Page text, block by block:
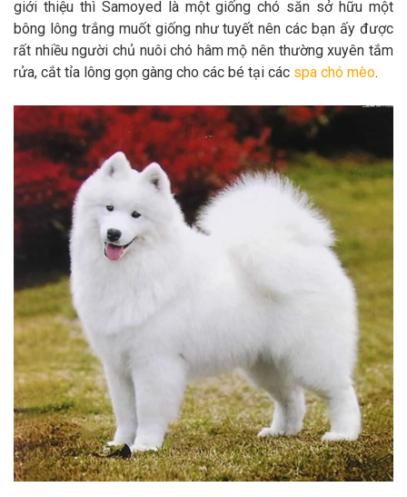
Chính sách mua hàng Chính sách vận chuyển
Chính sách bảo hành Chính sách bảo mật
Chính sách đổi trả
LIÊN HỆ
TỔNG ĐÀI TƯ VẤN
giới thiệu thì Samoyed là một giống chó săn sở hữu một
bông lông trắng muốt giống như tuyết nên các bạn ấy được
rất nhiều người chủ nuôi chó hâm mộ nên thường xuyên tắm
rửa, cắt tỉa lông gọn gàng cho các bé tại các spa chó mèo.